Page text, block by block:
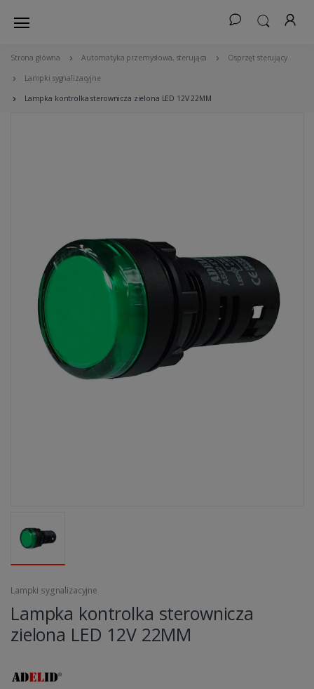
Strona główna Automatyka przemysłowa, sterująca Osprzęt sterujący
Lampki sygnalizacyjne
Lampka kontrolka sterownicza zielona LED 12V 22MM
Lampki sygnalizacyjne
Lampka kontrolka sterownicza
zielona LED 12V 22MM